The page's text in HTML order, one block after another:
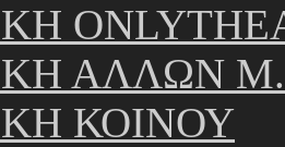
ΑΛΛΩΝ
ΚΟΙΝΟΥ